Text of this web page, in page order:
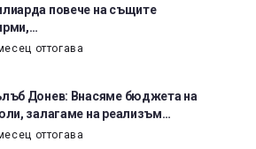
повече на същите
оттогава
Донев: Внасяме бюджета на
залагаме на реализъм…
оттогава